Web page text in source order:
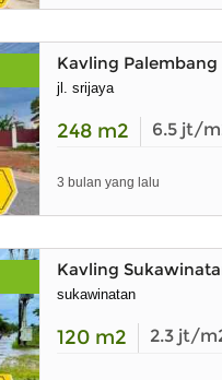
Kavling
jl. srijaya
248 m2 6.5 jt/
3 bulan yang lalu
Kavling
sukawinatan
120 m2 2.3 jt/